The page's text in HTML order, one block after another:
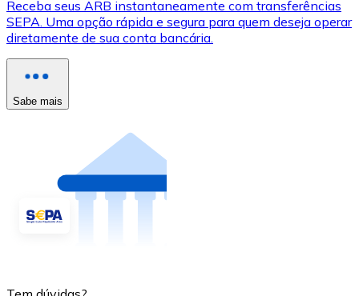
Receba seus ARB instantaneamente com transferências
SEPA. Uma opção rápida e segura para quem deseja operar
diretamente de sua conta bancária.
Sabe mais